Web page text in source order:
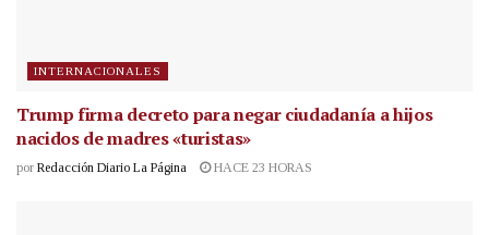
INTERNACIONALES
Trump firma decreto para negar ciudadanía a hijos
nacidos de madres «turistas»
por Redacción Diario La Página HACE 23 HORAS